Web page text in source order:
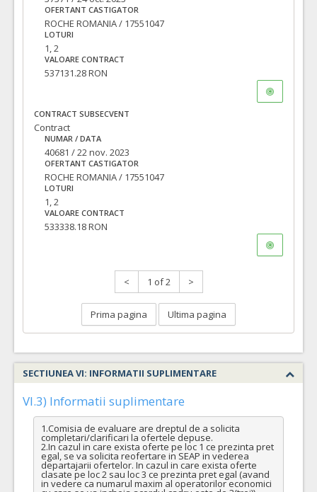
OFERTANT CASTIGATOR
ROCHE ROMANIA / 17551047
LOTURI
1, 2
VALOARE CONTRACT
537131.28 RON
CONTRACT SUBSECVENT
Contract
NUMAR / DATA
40681 / 22 nov. 2023
OFERTANT CASTIGATOR
ROCHE ROMANIA / 17551047
LOTURI
1, 2
VALOARE CONTRACT
533338.18 RON
< 1 of 2 >
Prima pagina Ultima pagina
SECTIUNEA VI: INFORMATII SUPLIMENTARE
VI.3) Informatii suplimentare
1.Comisia de evaluare are dreptul de a solicita
completari/clarificari la ofertele depuse.
2.In cazul in care exista oferte pe loc 1 ce prezinta pret
egal, se va solicita reofertare in SEAP in vederea
departajarii ofertelor. In cazul in care exista oferte
clasate pe loc 2 sau loc 3 ce prezinta pret egal (avand
in vedere ca numarul maxim al operatorilor economici